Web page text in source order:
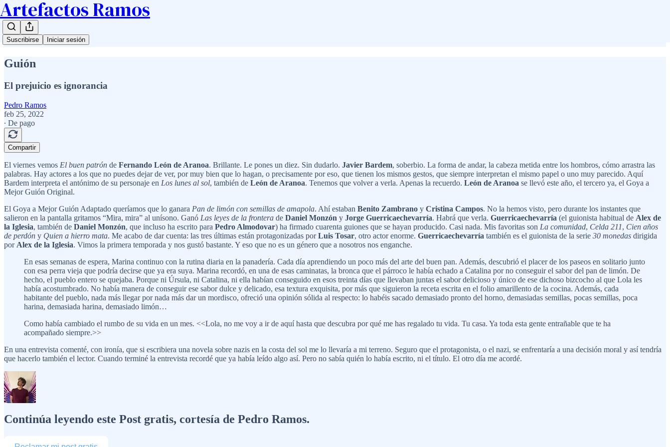
Artefactos Ramos
Suscribirse Iniciar sesión
Guión
El prejuicio es ignorancia
Pedro Ramos
feb 25, 2022
∙ De pago
Compartir
El viernes vemos El buen patrón de Fernando León de Aranoa. Brillante. Le pones un diez. Sin dudarlo. Javier Bardem, soberbio. La forma de andar, la cabeza metida entre los hombros, cómo arrastra las
palabras. Hay actores a los que no puedes dejar de ver, por muy bien que lo hagan, o precisamente por eso, que tienen los mismos gestos, que siempre interpretan el mismo papel o uno muy parecido. Aquí
Bardem interpreta el antónimo de su personaje en Los lunes al sol, también de León de Aranoa. Tenemos que volver a verla. Apenas la recuerdo. León de Aranoa se llevó este año, el tercero ya, el Goya a
Mejor Guión Original.
El Goya a Mejor Guión Adaptado queríamos que lo ganara Pan de limón con semillas de amapola. Ahí estaban Benito Zambrano y Cristina Campos. No la hemos visto, pero durante los instantes que
salieron en la pantalla gritamos “Mira, mira” al unísono. Ganó Las leyes de la frontera de Daniel Monzón y Jorge Guerricaechevarría. Habrá que verla. Guerricaechevarría (el guionista habitual de Alex de
la Iglesia, también de Daniel Monzón, que incluso ha escrito para Pedro Almodovar) ha firmado cuarenta guiones que se hayan producido. Casi nada. Mis favoritas son La comunidad, Celda 211, Cien años
de perdón y Quien a hierro mata. Me acabo de dar cuenta: las tres últimas están protagonizadas porLuis Tosar, otro actor enorme. Guerricaechevarría también es el guionista de la serie 30 monedas dirigida
por Alex de la Iglesia. Vimos la primera temporada y nos gustó bastante. Y eso que no es un género que a nosotros nos enganche.
En esas semanas de espera, Marina continuo con la rutina diaria en la panadería. Cada día aprendiendo un poco más del arte del buen pan. Además, descubrió el placer de los paseos en solitario junto
con esa perra vieja que podría decirse que ya era suya. Marina recordó, en una de esas caminatas, la bronca que el párroco le había echado a Catalina por no conseguir el sabor del pan de limón. De
hecho, el pueblo entero se quejaba. Porque ni Úrsula, ni Catalina, ni ella habían conseguido en esos treinta días que llevaban juntas el sabor delicioso y único de ese dichoso bizcocho al que Lola les
había acostumbrado. No había manera de conseguir ese sabor dulce y delicado, esa textura exquisita, por más que siguieron la receta escrita en el folio amarillento de la cocina. Además, cada
habitante del pueblo, nada más llegar por nada más dar un mordisco, ofreció una opinión sólida al respecto: lo habéis sacado demasiado pronto del horno, demasiadas semillas, pocas semillas, poca
harina, demasiada harina, demasiado limón…
Como había cambiado el rumbo de su vida en un mes. <<Lola, no me voy a ir de aquí hasta que descubra por qué me has regalado tu vida. Tu casa. Ya toda esta gente entrañable que te ha
acompañado siempre.>>
En una entrevista comenté, con ironía, que si escribiera una novela sobre nazis en la costa del sol me lo llevaría a mi terreno. Seguro que el protagonista, o el nazi, se enfrentaría a una decisión moral y así tendría
que hacerlo también el lector. Cuando terminé la entrevista recordé que ya había leído algo así. Pero no sabía quién lo había escrito, ni el título. El otro día me acordé.
Continúa leyendo este Post gratis, cortesía de Pedro Ramos.